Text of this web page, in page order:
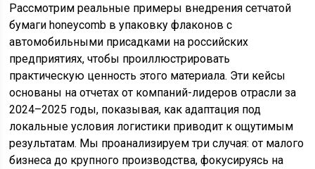
Рассмотрим реальные примеры внедрения сетчатой
бумаги honeycomb в упаковку флаконов с
автомобильными присадками на российских
предприятиях, чтобы проиллюстрировать
практическую ценность этого материала. Эти кейсы
основаны на отчетах от компаний-лидеров отрасли за
2024–2025 годы, показывая, как адаптация под
локальные условия логистики приводит к ощутимым
результатам. Мы проанализируем три случая: от малого
бизнеса до крупного производства, фокусируясь на